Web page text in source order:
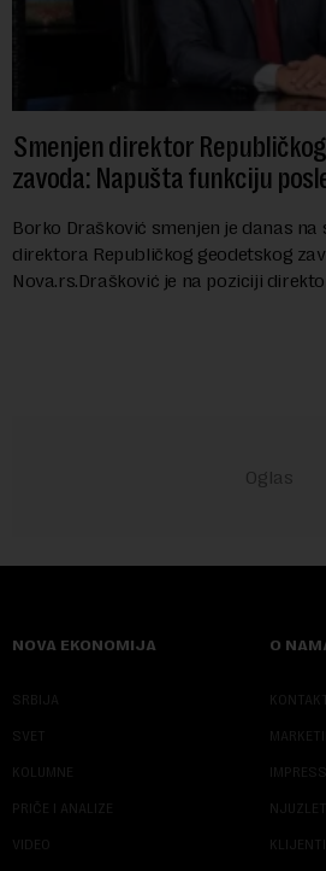
Smenjen direktor
zavoda: Napušta funkciju
Borko Drašković smenjen je danas na
direktora Republičkog geodetskog
Nova.rs.Drašković je na poziciji
NOVA EKONOMIJA
SRBIJA
SVET
KOLUMNE
PRIČE I ANALIZE
VIDEO
O
KONTAKT
KLIJENTI